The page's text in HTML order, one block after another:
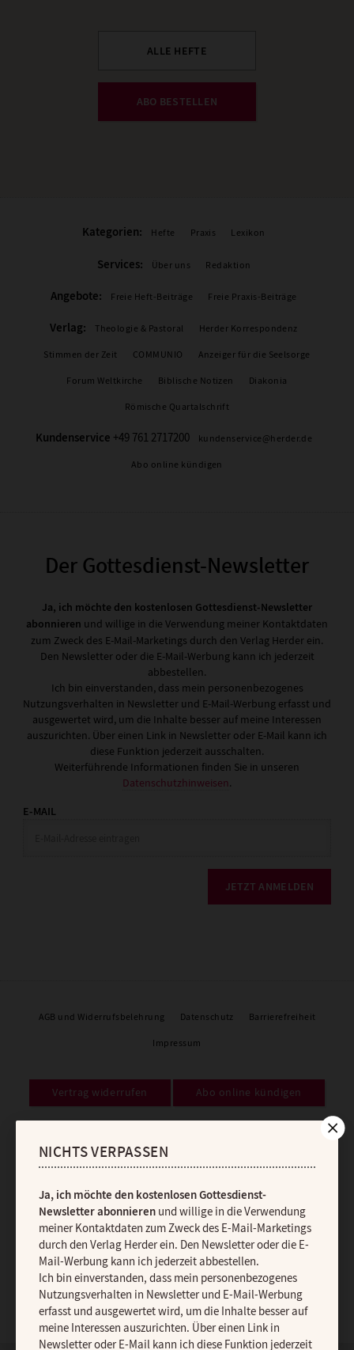
ALLE HEFTE
ABO BESTELLEN
Kategorien: Hefte Praxis Lexikon
Services: Über uns Redaktion
Angebote: Freie Heft-Beiträge Freie Praxis-Beiträge
Verlag: Theologie & Pastoral Herder Korrespondenz
Stimmen der Zeit COMMUNIO Anzeiger für die Seelsorge
Forum Weltkirche Biblische Notizen Diakonia
Römische Quartalschrift
Kundenservice +49 761 2717200 kundenservice@herder.de
Abo online kündigen
Der Gottesdienst-Newsletter
Ja, ich möchte den kostenlosen Gottesdienst-Newsletter
abonnieren und willige in die Verwendung meiner Kontaktdaten
zum Zweck des E-Mail-Marketings durch den Verlag Herder ein.
Den Newsletter oder die E-Mail-Werbung kann ich jederzeit
abbestellen.
Ich bin einverstanden, dass mein personenbezogenes
Nutzungsverhalten in Newsletter und E-Mail-Werbung erfasst und
ausgewertet wird, um die Inhalte besser auf meine Interessen
auszurichten. Über einen Link in Newsletter oder E-Mail kann ich
diese Funktion jederzeit ausschalten.
Weiterführende Informationen finden Sie in unseren
Datenschutzhinweisen.
E-MAIL
JETZT ANMELDEN
AGB und Widerrufsbelehrung Datenschutz Barrierefreiheit
Impressum
Vertrag widerrufen Abo online kündigen
Nach oben
NICHTS VERPASSEN
Ja, ich möchte den kostenlosen Gottesdienst-
Newsletter abonnierenund willige in die Verwendung
meiner Kontaktdaten zum Zweck des E-Mail-Marketings
durch den Verlag Herder ein. Den Newsletter oder die E-
Mail-Werbung kann ich jederzeit abbestellen.
Ich bin einverstanden, dass mein personenbezogenes
Nutzungsverhalten in Newsletter und E-Mail-Werbung
erfasst und ausgewertet wird, um die Inhalte besser auf
meine Interessen auszurichten. Über einen Link in
Newsletter oder E-Mail kann ich diese Funktion jederzeit